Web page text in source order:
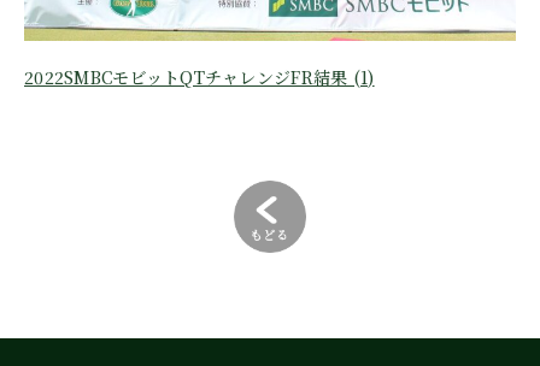
2022SMBCモビットQTチャレンジFR結果 (1)